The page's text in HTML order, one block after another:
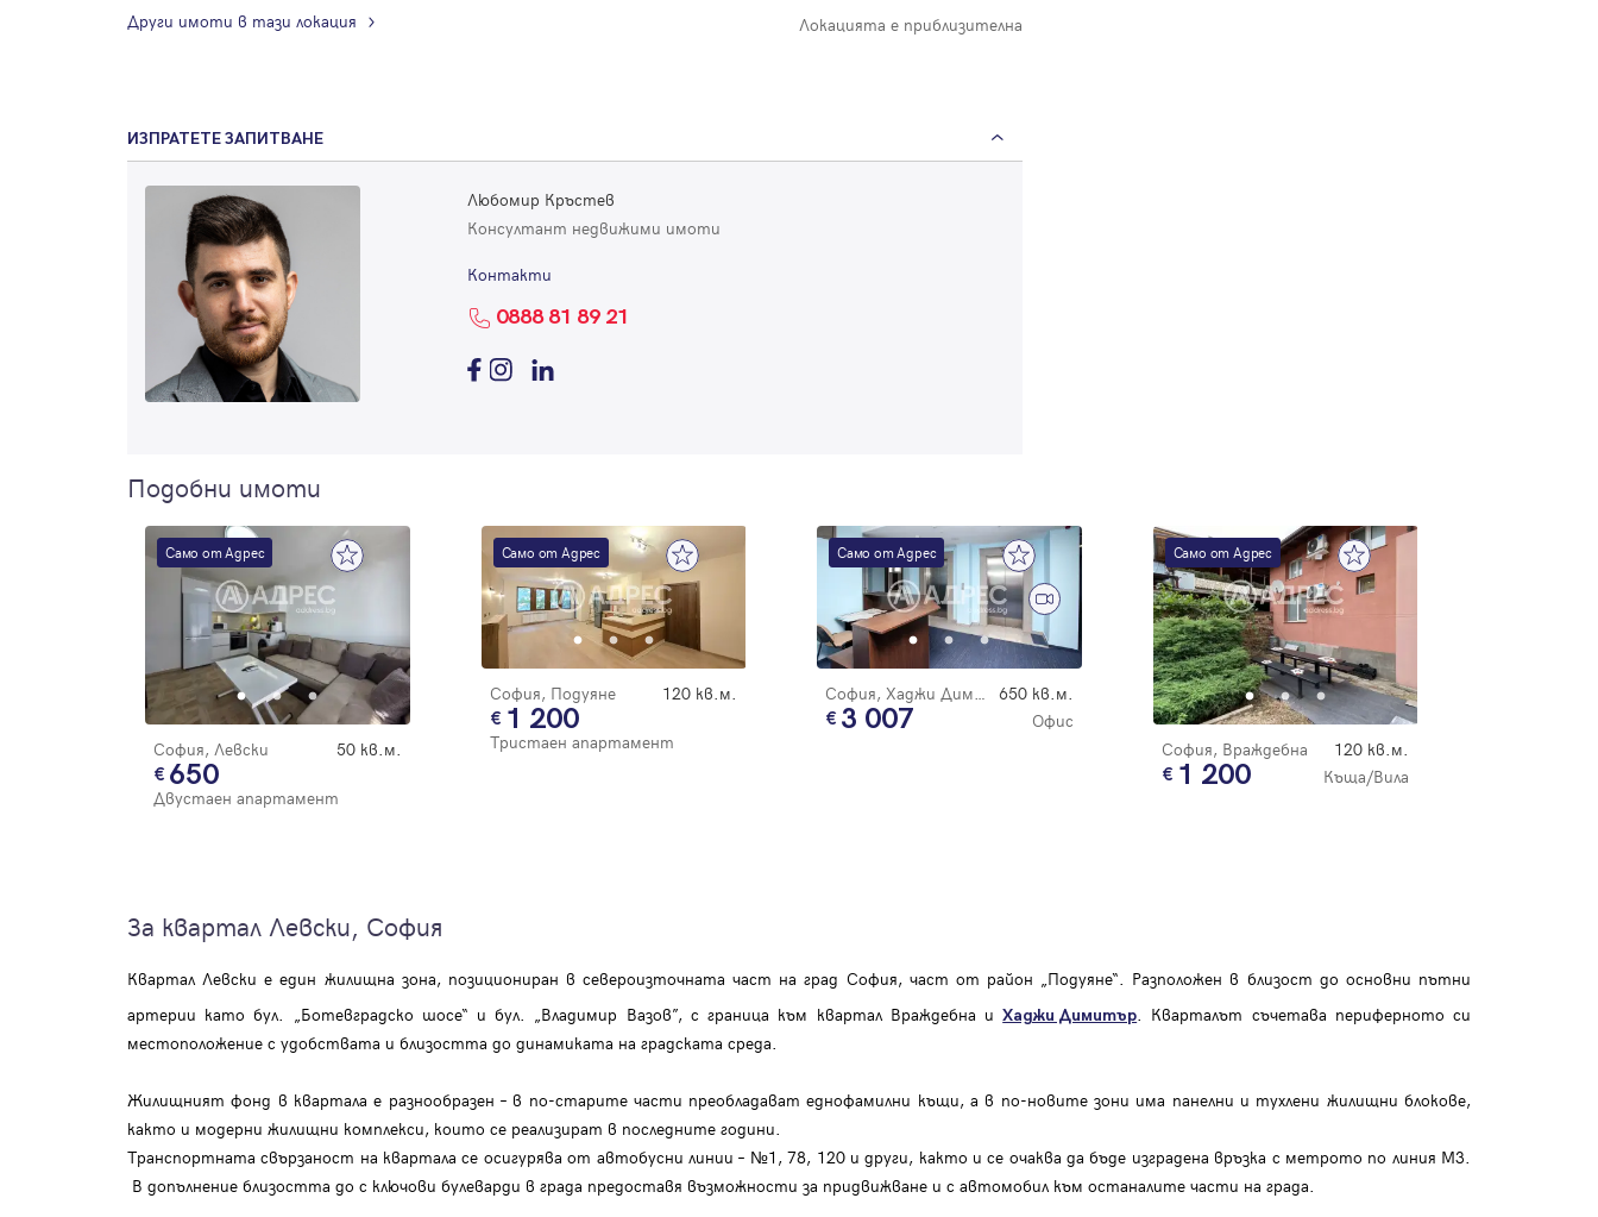
Локацията е приблизителна
Други имоти в тази локация
ИЗПРАТЕТЕ ЗАПИТВАНЕ
Любомир Кръстев
Консултант недвижими имоти
Контакти
0888 81 89 21
Подобни имоти
Само от Адрес
София, Левски 50 кв.м.
650
Двустаен апартамент
Само от Адрес
София, Подуяне 120 кв.м.
1 200
Тристаен апартамент
Само от Адрес
София, Хаджи Димитър 650 кв.м.
3 007 Офис
Само от Адрес
София, Враждебна 120 кв.м.
1 200 Къща/Вила
За квартал Левски, София
Квартал Левски е един жилищна зона, позициониран в североизточната част на град София, част от район „Подуяне“. Разположен в близост до основни пътни
артерии като бул. „Ботевградско шосе“ и бул. „Владимир Вазов”, с граница към квартал Враждебна иХаджи Димитър. Кварталът съчетава периферното си
местоположение с удобствата и близостта до динамиката на градската среда.
Жилищният фонд в квартала е разнообразен – в по-старите части преобладават еднофамилни къщи, а в по-новите зони има панелни и тухлени жилищни блокове,
както и модерни жилищни комплекси, които се реализират в последните години.
Транспортната свързаност на квартала се осигурява от автобусни линии – №1, 78, 120 и други, както и се очаква да бъде изградена връзка с метрото по линия М3.
В допълнение близостта до с ключови булеварди в града предоставя възможности за придвижване и с автомобил към останалите части на града.
Успех!
Благодарим ви! Проверете имейл адрес си, за да активирате
Успех!
Вход
или влезте с имейл
Имейл Парола